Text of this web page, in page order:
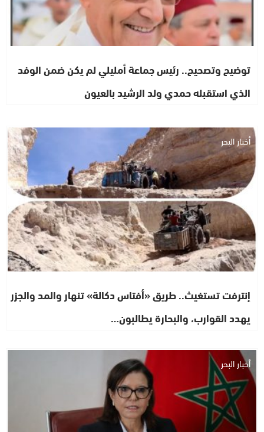
توضيح وتصحيح.. رئيس جماعة أمليلي لم يكن ضمن الوفد
الذي استقبله حمدي ولد الرشيد بالعيون
أخبار البحر
إنترفت تستغيث.. طريق «أفتاس دكالة» تنهار والمد والجزر
يهدد القوارب، والبحارة يطالبون…
أخبار البحر